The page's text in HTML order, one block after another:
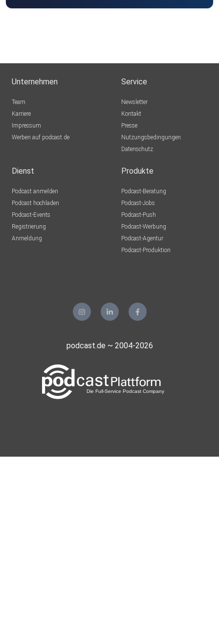
Unternehmen
Team
Karriere
Impressum
Werben auf podcast.de
Service
Newsletter
Kontakt
Presse
Nutzungsbedingungen
Datenschutz
Dienst
Podcast anmelden
Podcast hochladen
Podcast-Events
Registrierung
Anmeldung
Produkte
Podcast-Beratung
Podcast-Jobs
Podcast-Push
Podcast-Werbung
Podcast-Agentur
Podcast-Produktion
podcast.de ~ 2004-2026